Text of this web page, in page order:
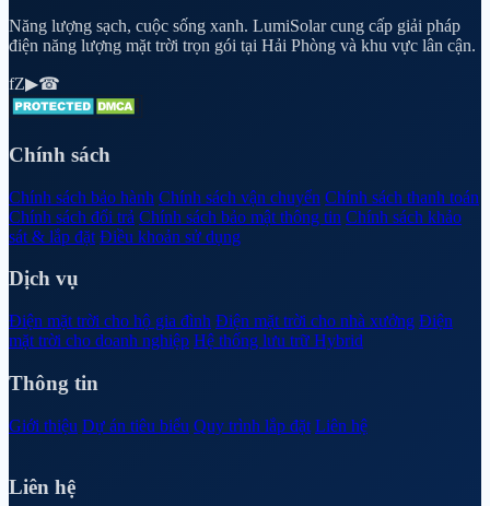
Năng lượng sạch, cuộc sống xanh. LumiSolar cung cấp giải pháp
điện năng lượng mặt trời trọn gói tại Hải Phòng và khu vực lân cận.
fZ▶☎
Chính sách
Chính sách bảo hành Chính sách vận chuyển Chính sách thanh toán
Chính sách đổi trả Chính sách bảo mật thông tin Chính sách khảo
sát & lắp đặt Điều khoản sử dụng
Dịch vụ
Điện mặt trời cho hộ gia đình Điện mặt trời cho nhà xưởng Điện
mặt trời cho doanh nghiệp Hệ thống lưu trữ Hybrid
Thông tin
Giới thiệu Dự án tiêu biểu Quy trình lắp đặt Liên hệ
Liên hệ